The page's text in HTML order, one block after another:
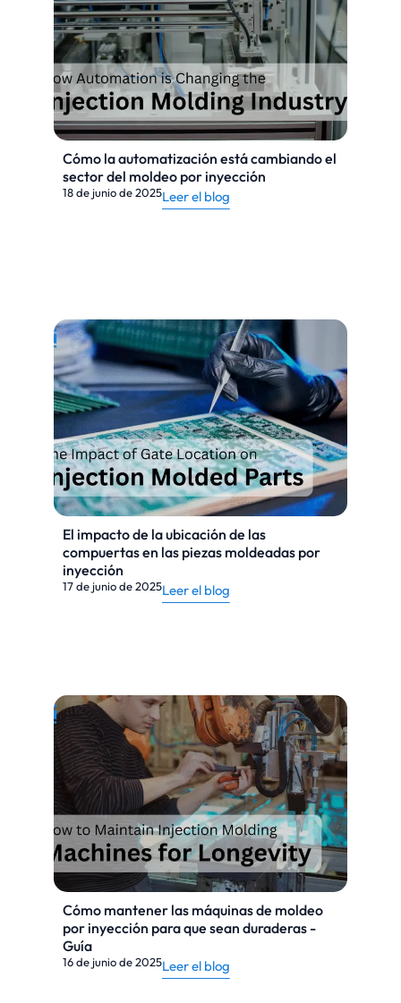
Cómo la automatización está cambiando el
sector del moldeo por inyección
18 de junio de 2025Leer el blog
El impacto de la ubicación de las
compuertas en las piezas moldeadas por
inyección
17 de junio de 2025Leer el blog
Cómo mantener las máquinas de moldeo
por inyección para que sean duraderas -
Guía
16 de junio de 2025Leer el blog